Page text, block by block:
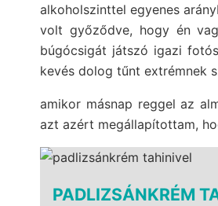
alkoholszinttel egyenes
volt győződve, hogy én
búgócsigát játszó igazi
kevés dolog tűnt extrémnek
amikor másnap reggel az
azt azért megállapítottam,
PADLIZSÁNKRÉM